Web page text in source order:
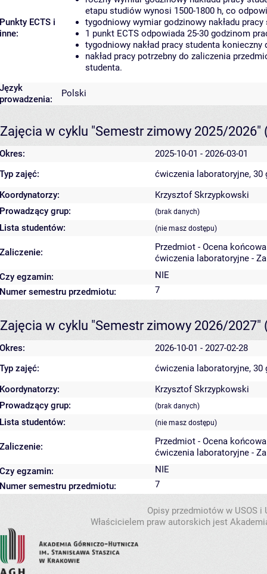
Punkty ECTS i
inne:
etapu studiów wynosi 1500-1800 h, co
tygodniowy wymiar godzinowy nakładu
1 punkt ECTS odpowiada 25-30 godzinom
tygodniowy nakład pracy studenta
nakład pracy potrzebny do zaliczenia
studenta.
Język
prowadzenia:
Polski
Zajęcia w cyklu "Semestr zimowy 2025/2026"
Okres:
2025-10-01 - 2026-03-01
Typ zajęć:
ćwiczenia laboratoryjne, 30
Koordynatorzy:
Krzysztof Skrzypkowski
Prowadzący grup:
(brak danych)
Lista studentów: (nie masz dostępu)
Zaliczenie:
Przedmiot - Ocena
ćwiczenia laboratoryjne -
Czy egzamin:
NIE
Numer semestru przedmiotu:
7
Zajęcia w cyklu "Semestr zimowy 2026/2027"
Okres:
2026-10-01 - 2027-02-28
Typ zajęć:
ćwiczenia laboratoryjne, 30
Koordynatorzy:
Krzysztof Skrzypkowski
Prowadzący grup:
(brak danych)
Lista studentów: (nie masz dostępu)
Zaliczenie:
Przedmiot - Ocena
ćwiczenia laboratoryjne -
Czy egzamin:
NIE
Numer semestru przedmiotu:
7
Opisy przedmiotów w USOS
Właścicielem praw autorskich jest